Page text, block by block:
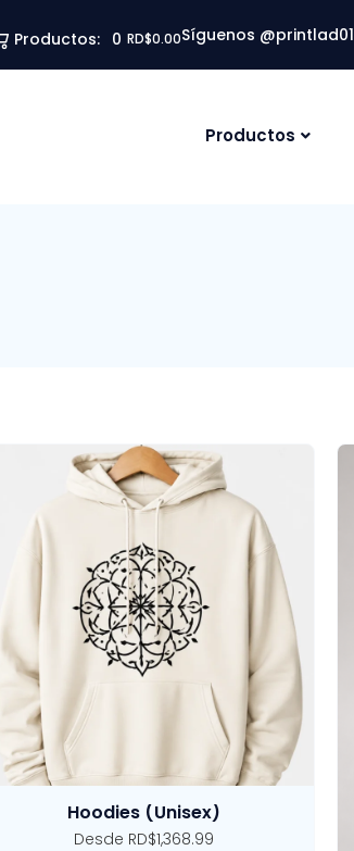
Productos: 0 RD$0.00Síguenos @printlad01
Productos
Hoodies (Unisex)
Desde RD$1,368.99